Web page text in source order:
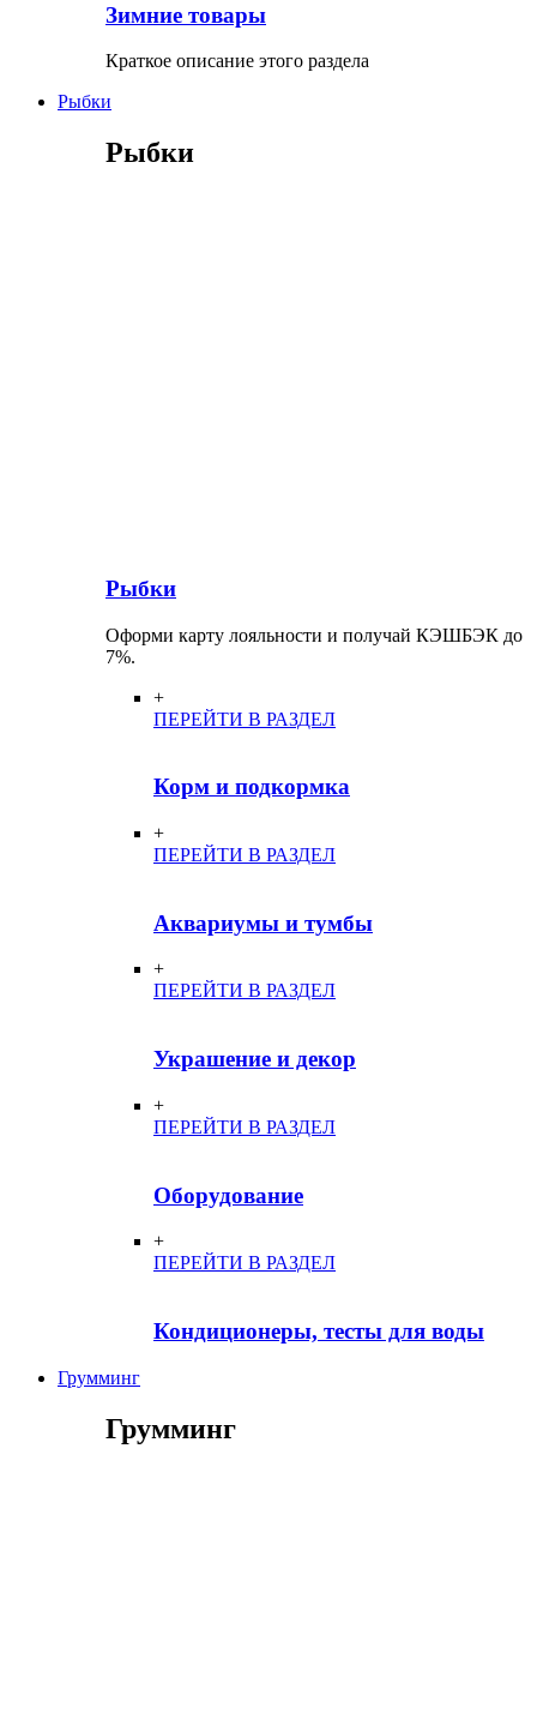
Зимние товары
Краткое описание этого раздела
Рыбки
Рыбки
Рыбки
Оформи карту лояльности и получай КЭШБЭК до
7%.
+
ПЕРЕЙТИ В РАЗДЕЛ
Корм и подкормка
+
ПЕРЕЙТИ В РАЗДЕЛ
Аквариумы и тумбы
+
ПЕРЕЙТИ В РАЗДЕЛ
Украшение и декор
+
ПЕРЕЙТИ В РАЗДЕЛ
Оборудование
+
ПЕРЕЙТИ В РАЗДЕЛ
Кондиционеры, тесты для воды
Грумминг
Грумминг